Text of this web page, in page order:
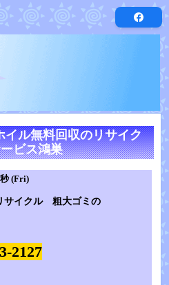
ル無料回収のリサイク
ビス鴻巣
(Fri)
イクル 粗大ゴミの
2127